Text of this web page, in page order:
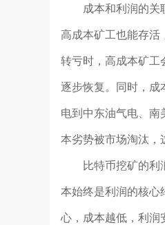
成本和利润的关
高成本矿工也能存活
转亏时，高成本矿工
逐步恢复。同时，成
电到中东油气电、南
本劣势被市场淘汰，
比特币挖矿的利
本始终是利润的核心
心，成本越低，利润